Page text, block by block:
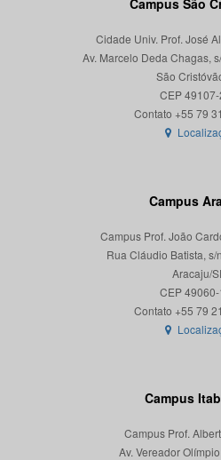
Campus São
Cidade Univ. Prof. José
Av. Marcelo Deda Chagas,
São
CEP
Campus
Campus Prof. João
Rua Cláudio Batista, s/
Aracaju/
CEP
Campus
Campus Prof.
Av. Vereador